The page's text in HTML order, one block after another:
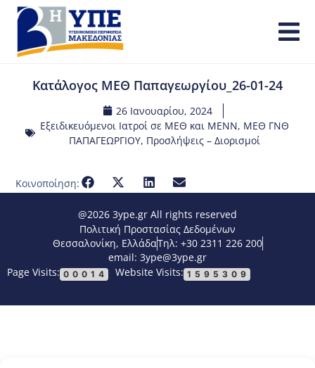
Κατάλογος ΜΕΘ Παπαγεωργίου_26-01-24
26 Ιανουαρίου, 2024
Εξειδικευόμενοι Ιατροί σε ΜΕΘ και ΜΕΝΝ, ΜΕΘ ΓΝΘ
ΠΑΠΑΓΕΩΡΓΙΟΥ, Προσλήψεις – Διορισμοί
Κοινοποίηση:
@2026 3ype.gr All rights reserved
Πολιτική Προστασίας Δεδομένων
Θεσσαλονίκη, ΕλλάδαΤηλ: +30 2311 226 200
email: 3ype@3ype.gr
Page Visits: 00014 Website Visits: 1595309